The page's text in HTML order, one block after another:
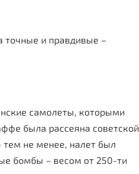
точные и правдивые –
самолеты, которыми
была рассеяна советской
тем не менее, налет был
бомбы – весом от 250-ти